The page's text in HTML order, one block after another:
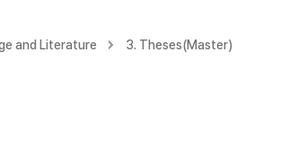
and Literature 3. Theses(Master)